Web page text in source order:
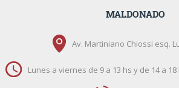
MALDONADO
Av. Martiniano Chiossi esq.
Lunes a viernes de 9 a 13 hs y de 14 a